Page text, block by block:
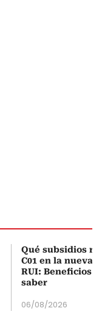
Qué subsidios
C01 en la nueva
RUI: Beneficios
saber
06/08/2026